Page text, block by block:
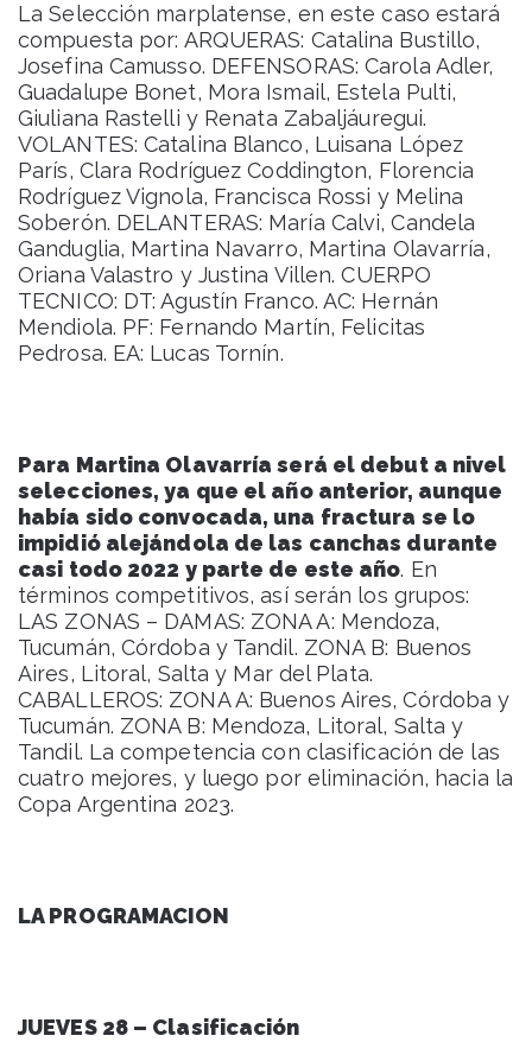
La Selección marplatense, en este caso estará
compuesta por: ARQUERAS: Catalina Bustillo,
Josefina Camusso. DEFENSORAS: Carola Adler,
Guadalupe Bonet, Mora Ismail, Estela Pulti,
Giuliana Rastelli y Renata Zabaljáuregui.
VOLANTES: Catalina Blanco, Luisana López
París, Clara Rodríguez Coddington, Florencia
Rodríguez Vignola, Francisca Rossi y Melina
Soberón. DELANTERAS: María Calvi, Candela
Ganduglia, Martina Navarro, Martina Olavarría,
Oriana Valastro y Justina Villen. CUERPO
TECNICO: DT: Agustín Franco. AC: Hernán
Mendiola. PF: Fernando Martín, Felicitas
Pedrosa. EA: Lucas Tornín.
Para Martina Olavarría será el debut a nivel
selecciones, ya que el año anterior, aunque
había sido convocada, una fractura se lo
impidió alejándola de las canchas durante
casi todo 2022 y parte de este año. En
términos competitivos, así serán los grupos:
LAS ZONAS – DAMAS: ZONA A: Mendoza,
Tucumán, Córdoba y Tandil. ZONA B: Buenos
Aires, Litoral, Salta y Mar del Plata.
CABALLEROS: ZONA A: Buenos Aires, Córdoba y
Tucumán. ZONA B: Mendoza, Litoral, Salta y
Tandil. La competencia con clasificación de las
cuatro mejores, y luego por eliminación, hacia la
Copa Argentina 2023.
LA PROGRAMACION
JUEVES 28 – Clasificación